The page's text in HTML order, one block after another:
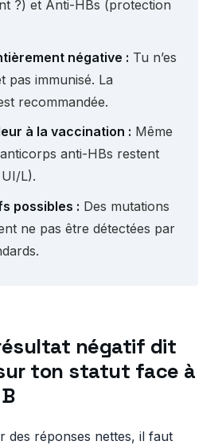
?) et Anti-HBs (protection
négative : Tu n’es
pas immunisé. La
recommandée.
à la vaccination : Même
anti-HBs restent
L).
possibles : Des mutations
ne pas être détectées par
négatif dit
ton statut face à
des réponses nettes, il faut